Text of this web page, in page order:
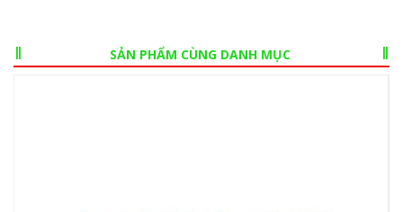
SẢN PHẨM CÙNG DANH MỤC